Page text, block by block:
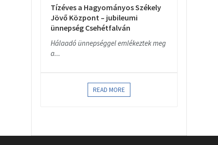
Tízéves a Hagyományos Székely
Jövő Központ – jubileumi
ünnepség Csehétfalván
Hálaadó ünnepséggel emlékeztek meg
a...
READ MORE